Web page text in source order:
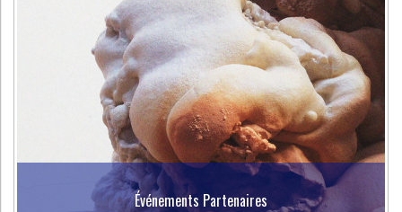
Événements Partenaires